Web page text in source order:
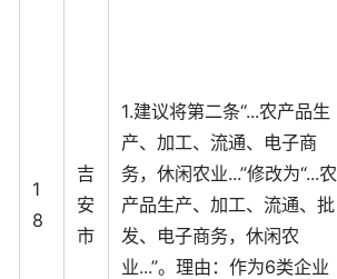
1
8
吉
安
市
1.建议将第二条“...农产品生
产、加工、流通、电子商
务，休闲农业...”修改为“...农
产品生产、加工、流通、批
发、电子商务，休闲农
业...”。理由：作为6类企业